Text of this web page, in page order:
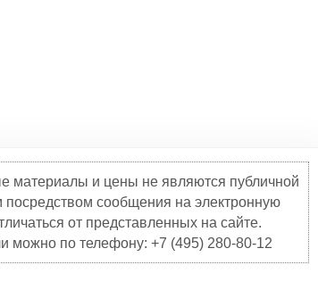
материалы и цены не являются публичной
сообщения на электронную
от представленных на сайте.
можно по телефону: +7 (495) 280-80-12